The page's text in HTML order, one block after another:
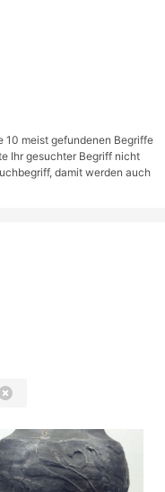
10 meist gefundenen Begriffe
Ihr gesuchter Begriff nicht
damit werden auch